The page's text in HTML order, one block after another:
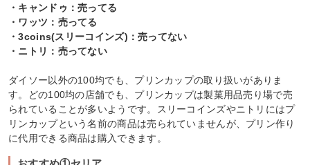
・キャンドゥ：売ってる
・ワッツ：売ってる
・3coins(スリーコインズ)：売ってない
・ニトリ：売ってない
ダイソー以外の100均でも、プリンカップの取り扱いがありま
す。どの100均の店舗でも、プリンカップは製菓用品売り場で売
られていることが多いようです。スリーコインズやニトリにはプ
リンカップという名前の商品は売られていませんが、プリン作り
に代用できる商品は購入できます。